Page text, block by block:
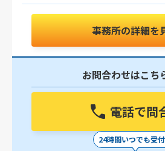
事務所の詳細を
お問合わせはこち
電話で問
24時間いつでも受